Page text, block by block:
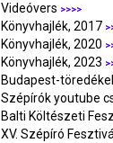
Videóvers >>>>
Könyvhajlék, 2017
Könyvhajlék, 2020
Könyvhajlék, 2023
Budapest-
Szépírók youtube
Balti Költészeti
XV. Szépíró